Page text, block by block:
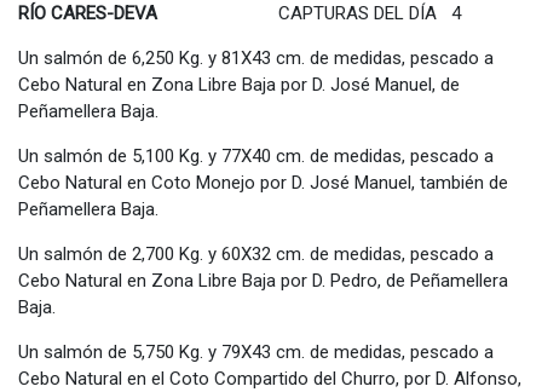
RÍO CARES-DEVA CAPTURAS DEL DÍA 4
Un salmón de 6,250 Kg. y 81X43 cm. de medidas, pescado a
Cebo Natural en Zona Libre Baja por D. José Manuel, de
Peñamellera Baja.
Un salmón de 5,100 Kg. y 77X40 cm. de medidas, pescado a
Cebo Natural en Coto Monejo por D. José Manuel, también de
Peñamellera Baja.
Un salmón de 2,700 Kg. y 60X32 cm. de medidas, pescado a
Cebo Natural en Zona Libre Baja por D. Pedro, de Peñamellera
Baja.
Un salmón de 5,750 Kg. y 79X43 cm. de medidas, pescado a
Cebo Natural en el Coto Compartido del Churro, por D. Alfonso,